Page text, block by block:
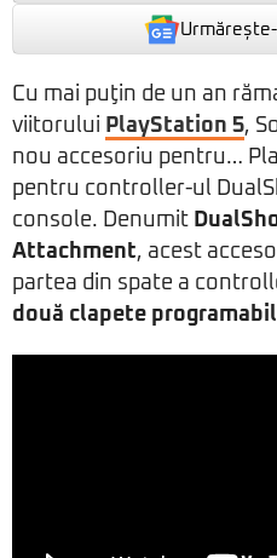
Cu mai puţin de un an
viitorului PlayStation 5,
nou accesoriu pentru…
pentru controller-ul
console. Denumit
Attachment, acest
partea din spate a
două clapete